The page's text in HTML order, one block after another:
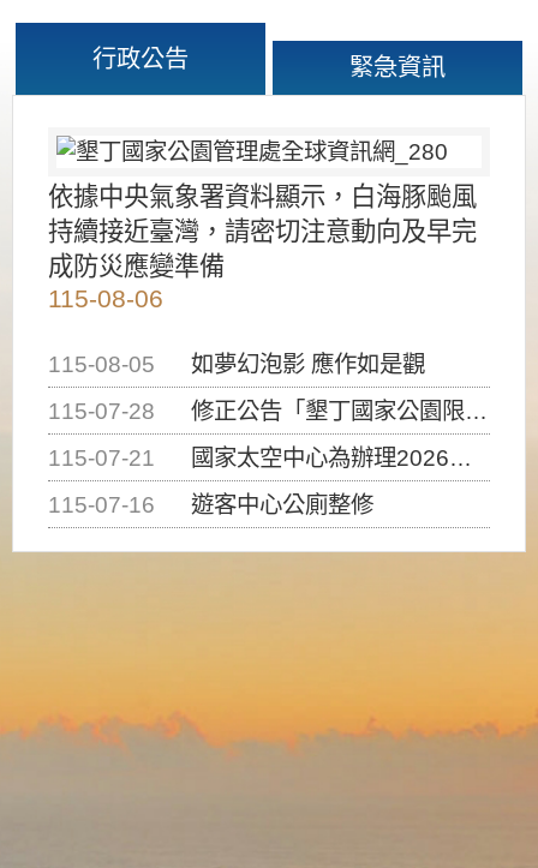
行政公告 緊急資訊
依據中央氣象署資料顯示，白海豚颱風
持續接近臺灣，請密切注意動向及早完
成防災應變準備
115-08-06
115-08-05
如夢幻泡影 應作如是觀
115-07-28
修正公告「墾丁國家公園限制水域遊憩活動之種類、範圍、時間及行為」，自即日生效。
115-07-21
國家太空中心為辦理2026台灣盃火箭競賽，陸、海、空域警戒及協調相關事宜，因颱風備案事宜
115-07-16
遊客中心公廁整修